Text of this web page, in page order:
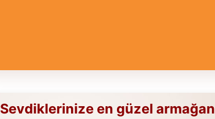
Sevdiklerinize en güzel armağan